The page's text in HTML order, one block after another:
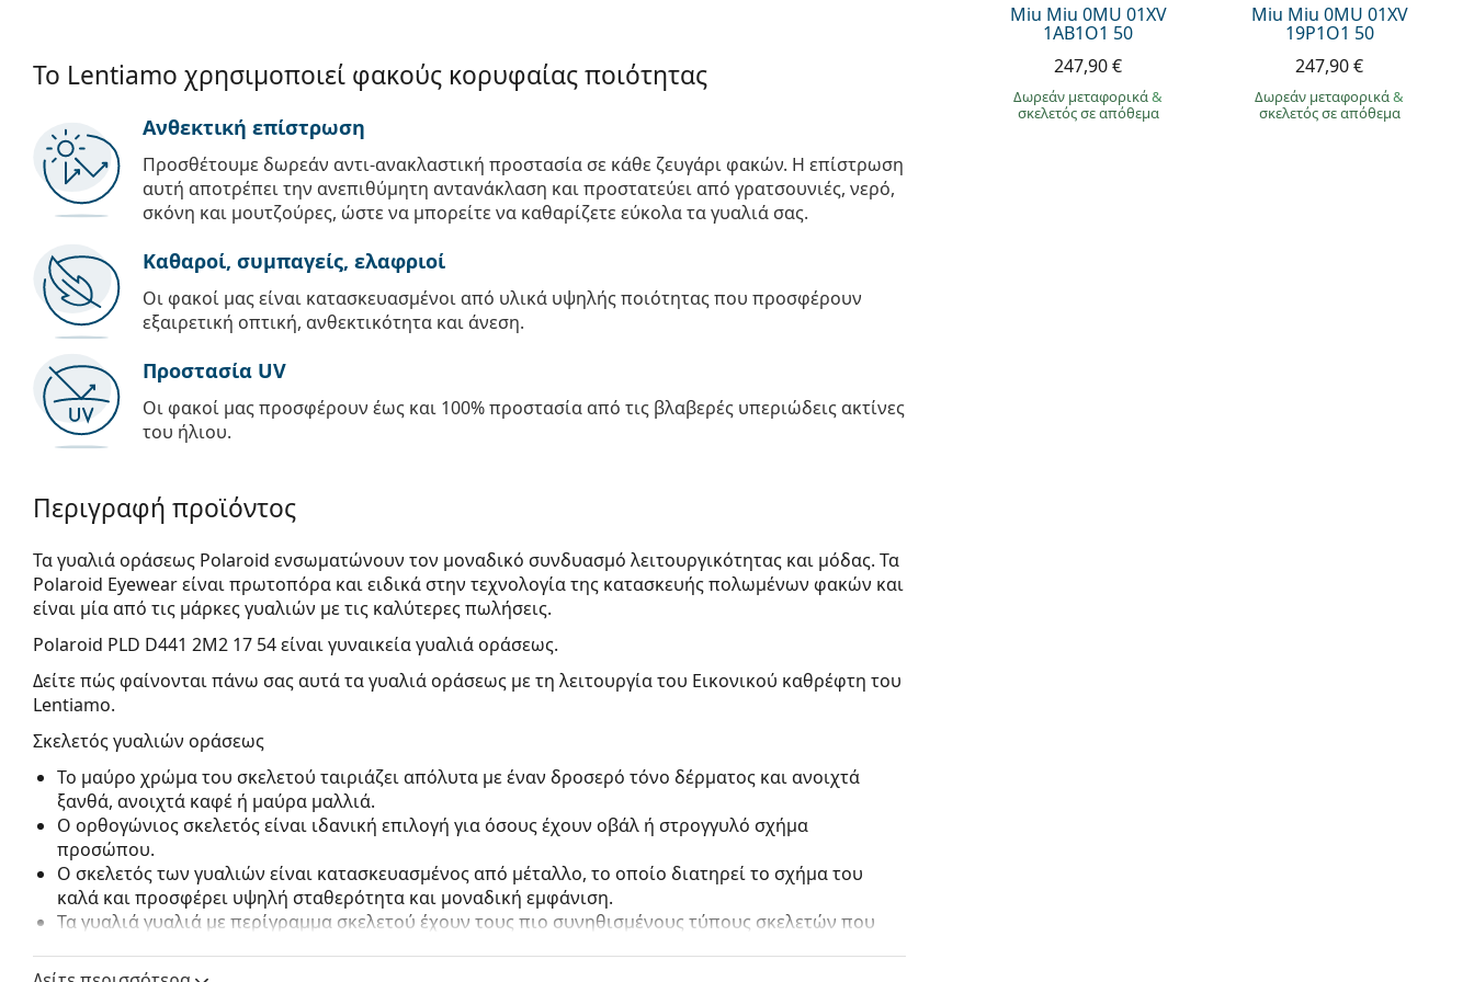
Miu Miu 0MU 01XV
1AB1O1 50
247,90 €
Δωρεάν μεταφορικά&
σκελετός σε απόθεμα
Miu Miu 0MU 01XV
19P1O1 50
247,90 €
Δωρεάν μεταφορικά&
σκελετός σε απόθεμα
Το Lentiamo χρησιμοποιεί φακούς κορυφαίας ποιότητας
Ανθεκτική επίστρωση
Προσθέτουμε δωρεάν αντι-ανακλαστική προστασία σε κάθε ζευγάρι φακών. Η επίστρωση
αυτή αποτρέπει την ανεπιθύμητη αντανάκλαση και προστατεύει από γρατσουνιές, νερό,
σκόνη και μουτζούρες, ώστε να μπορείτε να καθαρίζετε εύκολα τα γυαλιά σας.
Καθαροί, συμπαγείς, ελαφριοί
Οι φακοί μας είναι κατασκευασμένοι από υλικά υψηλής ποιότητας που προσφέρουν
εξαιρετική οπτική, ανθεκτικότητα και άνεση.
Προστασία UV
Οι φακοί μας προσφέρουν έως και 100% προστασία από τις βλαβερές υπεριώδεις ακτίνες
του ήλιου.
Περιγραφή προϊόντος
Τα γυαλιά οράσεως Polaroid ενσωματώνουν τον μοναδικό συνδυασμό λειτουργικότητας και μόδας. Τα
Polaroid Eyewear είναι πρωτοπόρα και ειδικά στην τεχνολογία της κατασκευής πολωμένων φακών και
είναι μία από τις μάρκες γυαλιών με τις καλύτερες πωλήσεις.
Polaroid PLD D441 2M2 17 54είναι γυναικεία γυαλιά οράσεως.
Δείτε πώς φαίνονται πάνω σας αυτά τα γυαλιά οράσεως με τη λειτουργία του Εικονικού καθρέφτη του
Lentiamo.
Σκελετός γυαλιών οράσεως
Το μαύρο χρώμα του σκελετού ταιριάζει απόλυτα με έναν δροσερό τόνο δέρματος και ανοιχτά
ξανθά, ανοιχτά καφέ ή μαύρα μαλλιά.
Ο ορθογώνιος σκελετός είναι ιδανική επιλογή για όσους έχουν οβάλ ή στρογγυλό σχήμα
προσώπου.
Ο σκελετός των γυαλιών είναι κατασκευασμένος από μέταλλο, το οποίο διατηρεί το σχήμα του
καλά και προσφέρει υψηλή σταθερότητα και μοναδική εμφάνιση.
Τα γυαλιά γυαλιά με περίγραμμα σκελετού έχουν τους πιο συνηθισμένους τύπους σκελετών που
συμπληρώσουν το στυλ σας χάρη στον αξιοσημείωτο σχεδιασμό τους. Μερικά από τα